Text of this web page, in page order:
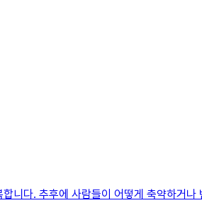
니다. 추후에 사람들이 어떻게 축약하거